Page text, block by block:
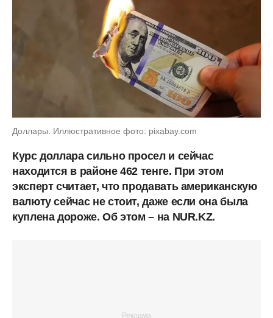
Доллары. Иллюстративное фото: pixabay.com
Курс доллара сильно просел и сейчас
находится в районе 462 тенге. При этом
эксперт считает, что продавать американскую
валюту сейчас не стоит, даже если она была
куплена дороже. Об этом – на NUR.KZ.